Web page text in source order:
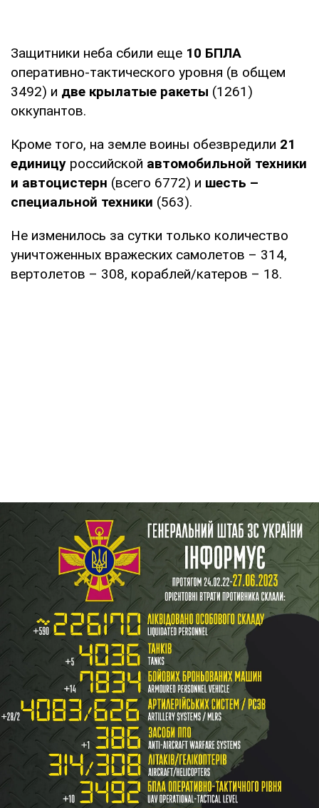
Защитники неба сбили еще 10 БПЛА
оперативно-тактического уровня (в общем
3492) и две крылатые ракеты (1261)
оккупантов.
Кроме того, на земле воины обезвредили 21
единицу российской автомобильной техники
и автоцистерн (всего 6772) и шесть –
специальной техники (563).
Не изменилось за сутки только количество
уничтоженных вражеских самолетов – 314,
вертолетов – 308, кораблей/катеров – 18.